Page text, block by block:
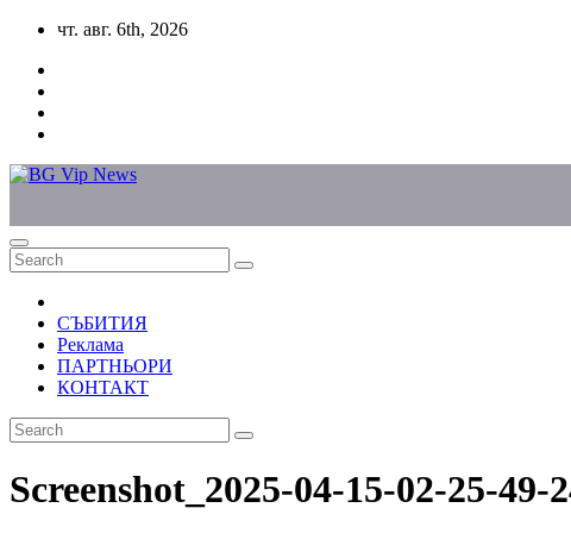
Skip
content
чт. авг. 6th, 2026
СЪБИТИЯ
Реклама
ПАРТНЬОРИ
КОНТАКТ
Screenshot_2025-04-15-02-25-